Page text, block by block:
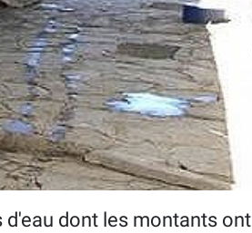
dont les montants ont